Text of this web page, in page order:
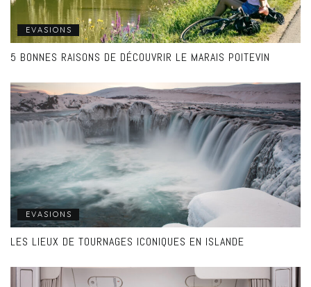
EVASIONS
5 BONNES RAISONS DE DÉCOUVRIR LE MARAIS POITEVIN
EVASIONS
LES LIEUX DE TOURNAGES ICONIQUES EN ISLANDE